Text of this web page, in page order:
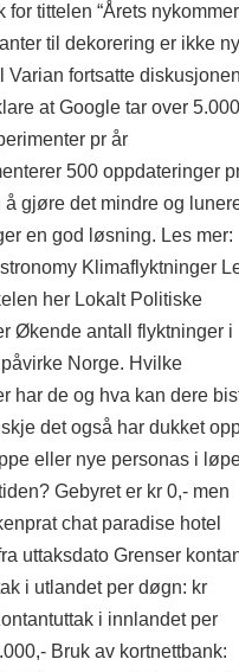
for tittelen “Årets
til dekorering er ikke
fortsatte diskusjonen
at Google tar over 5.000
pr år
500 oppdateringer
gjøre det mindre og
en god løsning. Les mer:
Klimaflyktninger
her Lokalt Politiske
Økende antall flyktninger i
Norge. Hvilke
har de og hva kan dere
det også har dukket
eller nye personas i
Gebyret er kr 0,- men
chat paradise hotel
uttaksdato Grenser
i utlandet per døgn: kr
i innlandet per
Bruk av kortnettbank: